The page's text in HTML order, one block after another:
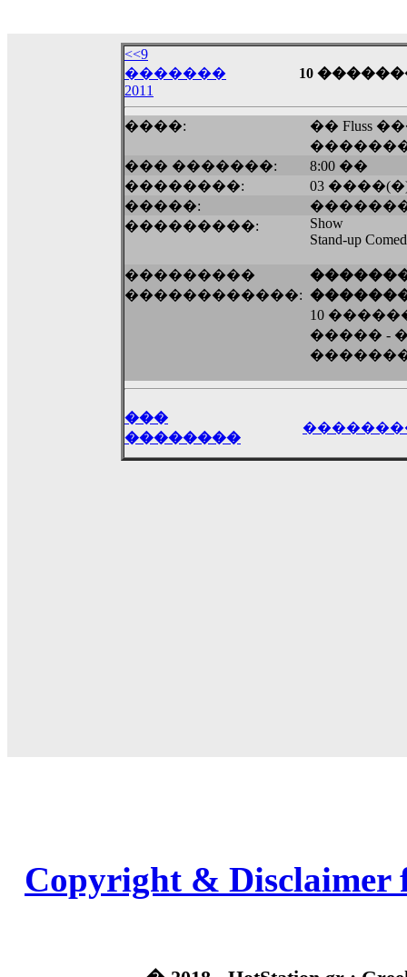
��� ��� ������ '������'...
Echo, ���� �� ������� ��
�������������� ��������!
������ �� �����.. "������" ���
��������� ����, ���������
����� ��������� ��
������! ��� ������ �� �����...
<<9
�������
2011
10 �������
����:
�� Fluss
��� �������:
8:00 ��
��������:
03
�����:
���������:
Show
Stand-up
���������
������������:
10
����� -
���
��������
Copyright & Disclaimer